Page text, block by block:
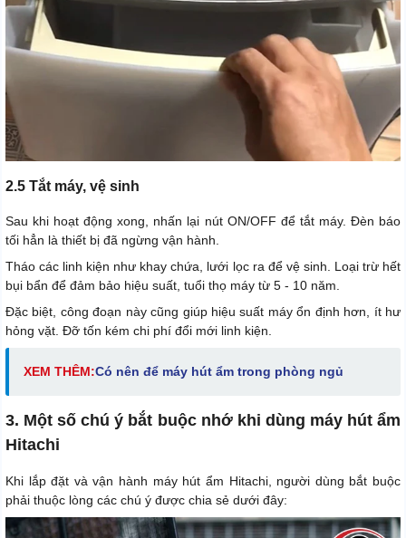
2.5 Tắt máy, vệ sinh
Sau khi hoạt động xong, nhấn lại nút ON/OFF để tắt máy. Đèn báo
tối hẳn là thiết bị đã ngừng vận hành.
Tháo các linh kiện như khay chứa, lưới lọc ra để vệ sinh. Loại trừ hết
bụi bẩn để đảm bảo hiệu suất, tuổi thọ máy từ 5 - 10 năm.
Đặc biệt, công đoạn này cũng giúp hiệu suất máy ổn định hơn, ít hư
hỏng vặt. Đỡ tốn kém chi phí đổi mới linh kiện.
XEM THÊM:Có nên để máy hút ẩm trong phòng ngủ
3. Một số chú ý bắt buộc nhớ khi dùng máy hút ẩm
Hitachi
Khi lắp đặt và vận hành máy hút ẩm Hitachi, người dùng bắt buộc
phải thuộc lòng các chú ý được chia sẻ dưới đây: